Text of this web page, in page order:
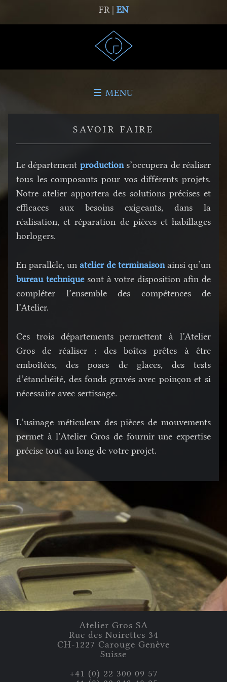
FR | EN
☰ MENU
SAVOIR FAIRE
Le département productions’occupera de réaliser
tous les composants pour vos différents projets.
Notre atelier apportera des solutions précises et
efficaces aux besoins exigeants, dans la
réalisation, et réparation de pièces et habillages
horlogers.
En parallèle, un atelier de terminaisonainsi qu’un
bureau techniquesont à votre disposition afin de
compléter l’ensemble des compétences de
l’Atelier.
Ces trois départements permettent à l’Atelier
Gros de réaliser : des boîtes prêtes à être
emboîtées, des poses de glaces, des tests
d’étanchéité, des fonds gravés avec poinçon et si
nécessaire avec sertissage.
L’usinage méticuleux des pièces de mouvements
permet à l’Atelier Gros de fournir une expertise
précise tout au long de votre projet.
Atelier Gros SA
Rue des Noirettes 34
CH-1227 Carouge Genève
Suisse
+41 (0) 22 300 09 57